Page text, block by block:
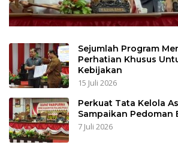
Sejumlah Program
Perhatian Khusus
Kebijakan
15 Juli 2026
Perkuat Tata Kelola
Sampaikan Pedoman
7 Juli 2026